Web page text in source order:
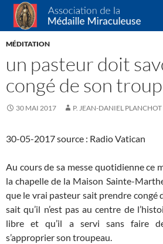
Association de la Médaille
Recherche
ALLER
AU
MÉDITATION
un pasteur doit
congé de son
30 MAI 2017 P. JEAN-DANIEL PLANCHOT
30-05-2017 source : Radio Vatican
Au cours de sa messe quotidienne ce
la chapelle de la Maison Sainte-
que le vrai pasteur sait prendre congé
sait qu’il n’est pas au centre de
libre et qu’il a servi sans faire
s’approprier son troupeau.